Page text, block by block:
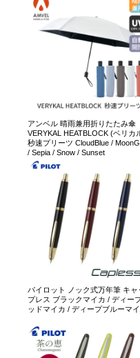
アンベル 晴雨兼用折りたたみ傘
VERYKAL HEATBLOCK (ベリカ
秒速プリーツ CloudBlue /
/ Sepia / Snow / Sunset
パイロット ノック式万年筆 キャ
プレス ブラックマイカ / ディー
ッドマイカ / ディープブルーマ